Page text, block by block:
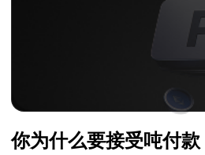
你为什么要接受吨付款